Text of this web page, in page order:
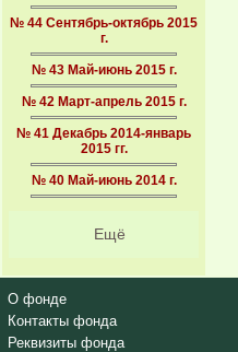
№ 44 Сентябрь-октябрь 2015
г.
№ 43 Май-июнь 2015 г.
№ 42 Март-апрель 2015 г.
№ 41 Декабрь 2014-январь
2015 гг.
№ 40 Май-июнь 2014 г.
Ещё
О фонде
Контакты фонда
Реквизиты фонда